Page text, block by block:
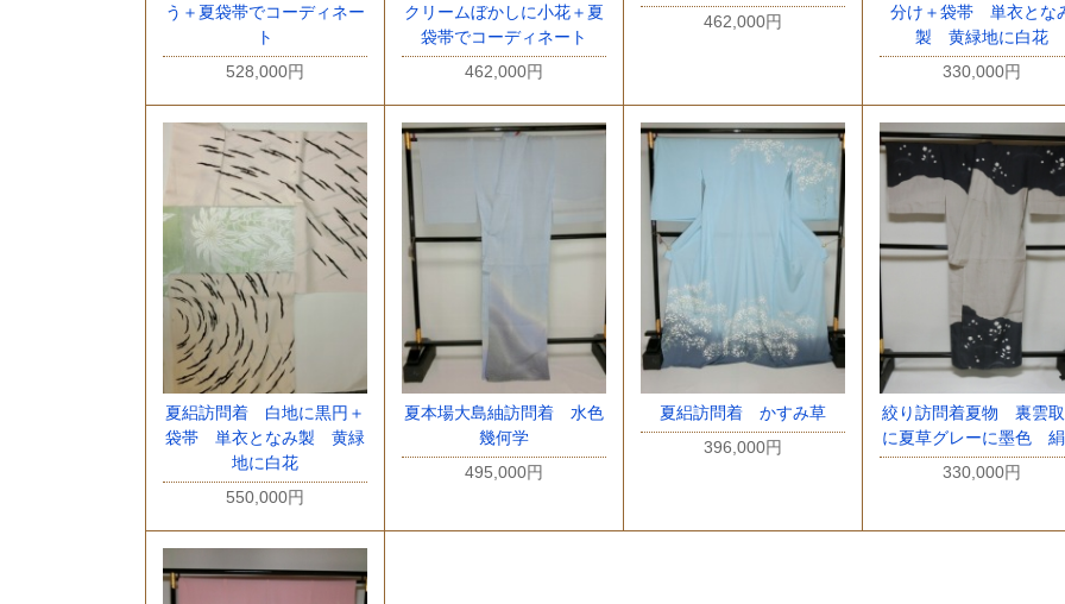
う＋夏袋帯でコーディネー
ト
528,000円
クリームぼかしに小花＋夏
袋帯でコーディネート
462,000円
462,000円
分け＋袋帯 単衣とな
製 黄緑地に白花
330,000円
夏絽訪問着 白地に黒円＋
袋帯 単衣となみ製 黄緑
地に白花
550,000円
夏本場大島紬訪問着 水色
幾何学
495,000円
夏絽訪問着 かすみ草
396,000円
絞り訪問着夏物 裏雲
に夏草グレーに墨色
330,000円